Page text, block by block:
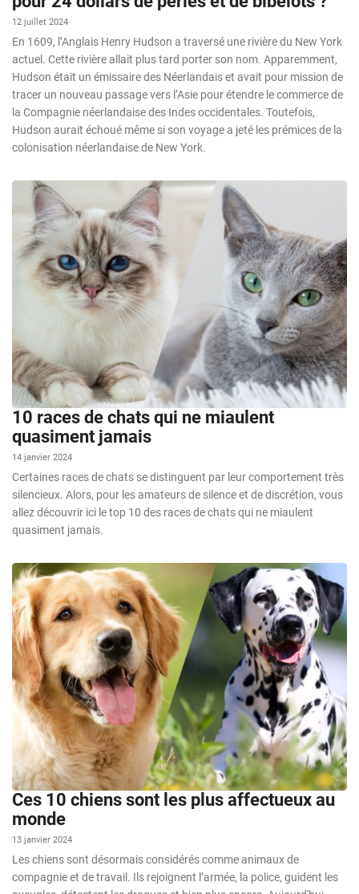
12 juillet 2024
En 1609, l’Anglais Henry Hudson a traversé une rivière du New York
actuel. Cette rivière allait plus tard porter son nom. Apparemment,
Hudson était un émissaire des Néerlandais et avait pour mission de
tracer un nouveau passage vers l’Asie pour étendre le commerce de
la Compagnie néerlandaise des Indes occidentales. Toutefois,
Hudson aurait échoué même si son voyage a jeté les prémices de la
colonisation néerlandaise de New York.
10 races de chats qui ne miaulent
quasiment jamais
14 janvier 2024
Certaines races de chats se distinguent par leur comportement très
silencieux. Alors, pour les amateurs de silence et de discrétion, vous
allez découvrir ici le top 10 des races de chats qui ne miaulent
quasiment jamais.
Ces 10 chiens sont les plus affectueux au
monde
13 janvier 2024
Les chiens sont désormais considérés comme animaux de
compagnie et de travail. Ils rejoignent l’armée, la police, guident les